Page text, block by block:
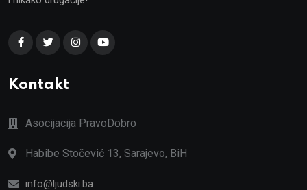
Kontakt
Asocijacija PravoDobro
Habibe Stočević 13, Sarajevo, BiH
info@ljudski.ba